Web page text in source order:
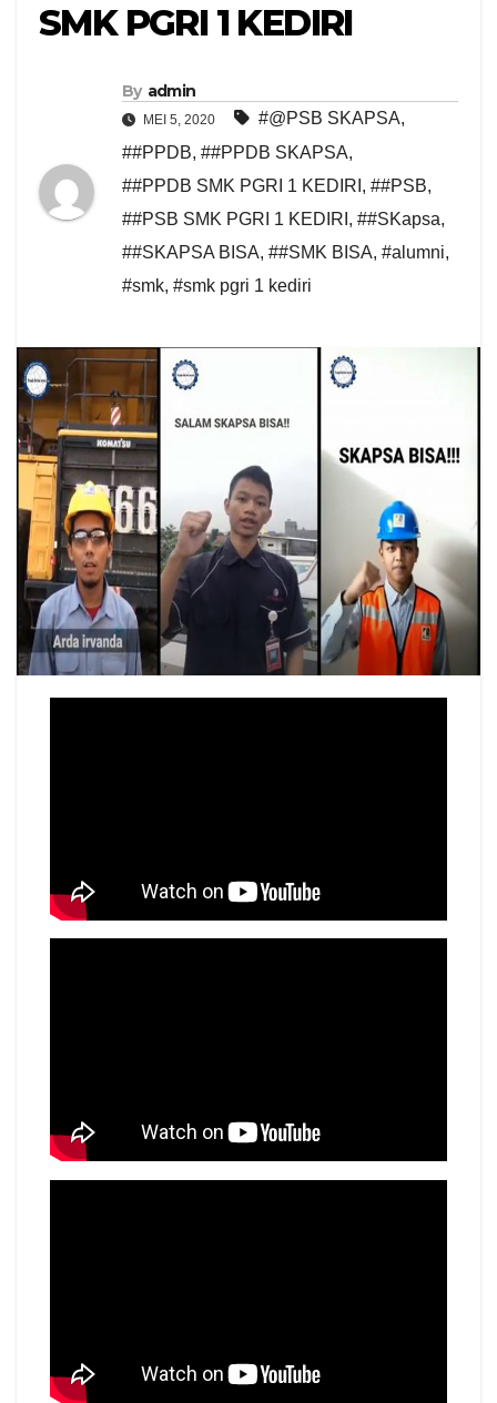
SMK PGRI 1 KEDIRI
By admin
MEI 5, 2020 #@PSB SKAPSA,
##PPDB, ##PPDB SKAPSA,
##PPDB SMK PGRI 1 KEDIRI , ##PSB,
##PSB SMK PGRI 1 KEDIRI , ##SKapsa,
##SKAPSA BISA, ##SMK BISA, #alumni,
#smk, #smk pgri 1 kediri